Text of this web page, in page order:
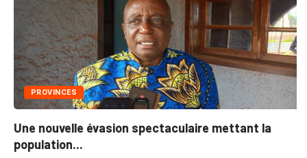
PROVINCES
Une nouvelle évasion spectaculaire mettant la
population...